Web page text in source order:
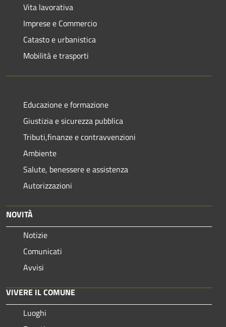
Vita lavorativa
Imprese e Commercio
Catasto e urbanistica
Mobilità e trasporti
Educazione e formazione
Giustizia e sicurezza pubblica
Tributi,finanze e contravvenzioni
Ambiente
Salute, benessere e assistenza
Autorizzazioni
NOVITÀ
Notizie
Comunicati
Avvisi
VIVERE IL COMUNE
Luoghi